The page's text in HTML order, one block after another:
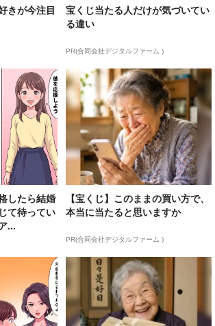
きが今注目
宝くじ当たる人だけが気づいてい
る違い
PR(合同会社デジタルファーム )
したら結婚
て待ってい
...
【宝くじ】このままの買い方で、
本当に当たると思いますか
PR(合同会社デジタルファーム )